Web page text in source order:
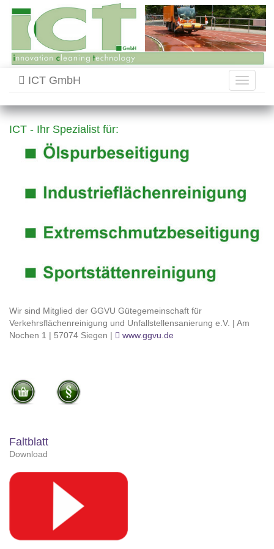
Toggle
ICT GmbH
ICT - Ihr Spezialist für:
Wir sind Mitglied der GGVU Gütegemeinschaft für
Verkehrsflächenreinigung und Unfallstellensanierung e.V. | Am
Nochen 1 | 57074 Siegen |
www.ggvu.de
Faltblatt
Download